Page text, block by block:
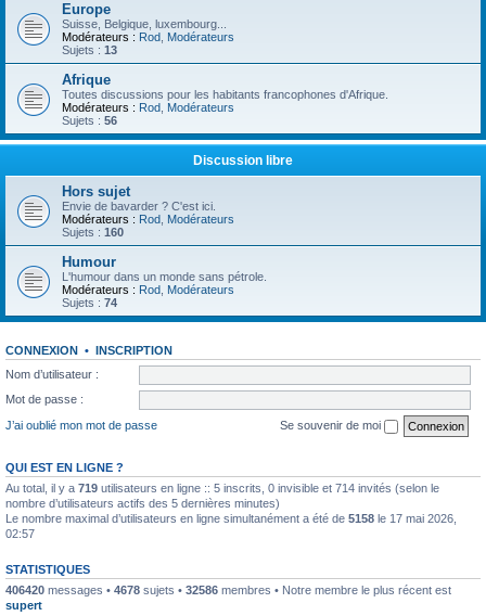
Europe
Suisse, Belgique, luxembourg...
Modérateurs : Rod Modérateurs
Sujets : 13
Afrique
Toutes discussions pour les habitants francophones d'Afrique.
Modérateurs : Rod Modérateurs
Sujets : 56
Discussion libre
Hors sujet
Envie de bavarder ? C'est ici.
Modérateurs : Rod Modérateurs
Sujets : 160
Humour
L'humour dans un monde sans pétrole.
Modérateurs : Rod Modérateurs
Sujets : 74
CONNEXION • INSCRIPTION
Nom d’utilisateur :
Mot de passe :
J’ai oublié mon mot de passe
Se souvenir de moi
QUI EST EN LIGNE ?
Au total, il y a 719 utilisateurs en ligne :: 5 inscrits, 0 invisible et 714 invités (selon le
nombre d’utilisateurs actifs des 5 dernières minutes)
Le nombre maximal d’utilisateurs en ligne simultanément a été de 5158 le 17 mai 2026,
02:57
STATISTIQUES
406420 messages • 4678 sujets • 32586 membres • Notre membre le plus récent est
supert